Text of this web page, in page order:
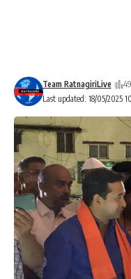
Last updated: 18/05/2025
Team RatnagiriLive